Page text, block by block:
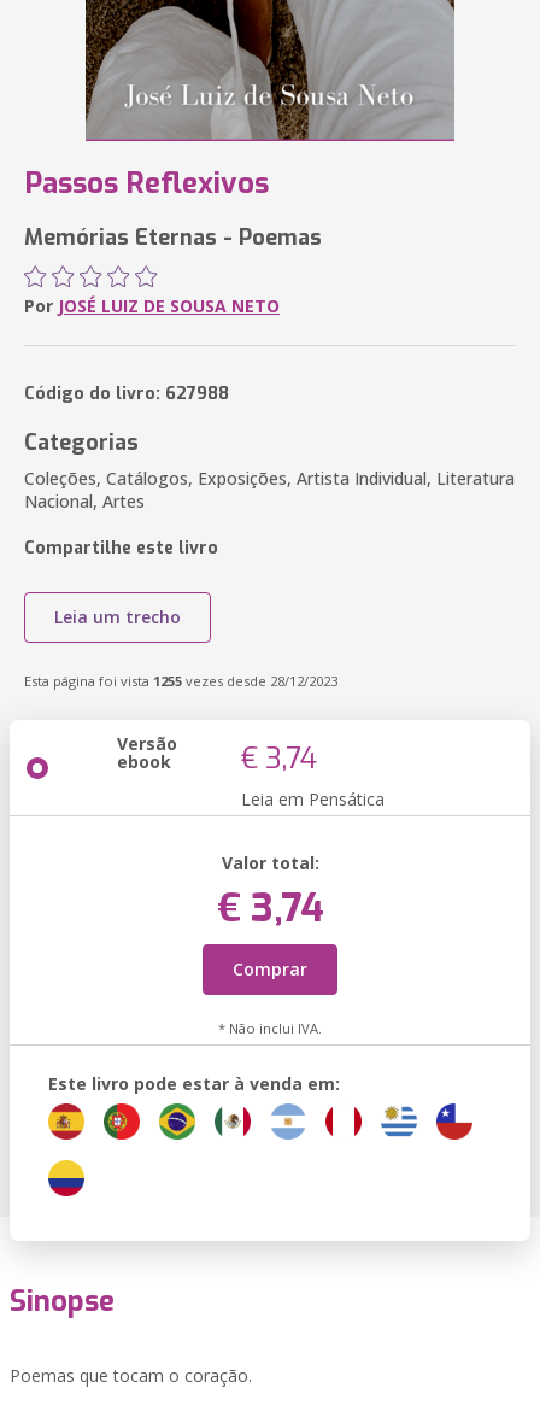
Passos Reflexivos
Memórias Eternas - Poemas
Por JOSÉ LUIZ DE SOUSA NETO
Código do livro: 627988
Categorias
Coleções, Catálogos, Exposições, Artista Individual, Literatura
Nacional, Artes
Compartilhe este livro
Leia um trecho
Esta página foi vista 1255 vezes desde 28/12/2023
Versão
ebook € 3,74
Leia em Pensática
Valor total:
€ 3,74
Comprar
* Não inclui IVA.
Este livro pode estar à venda em:
Sinopse
Poemas que tocam o coração.